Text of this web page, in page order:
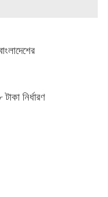
নির্ধারণ